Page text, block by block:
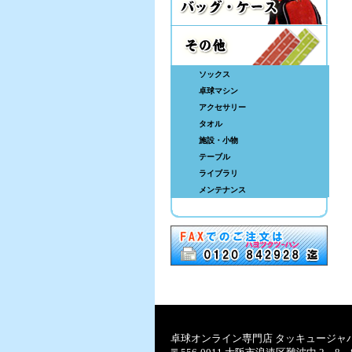
ソックス
卓球マシン
アクセサリー
タオル
施設・小物
テーブル
ライブラリ
メンテナンス
卓球オンライン専門店 タッキュージ